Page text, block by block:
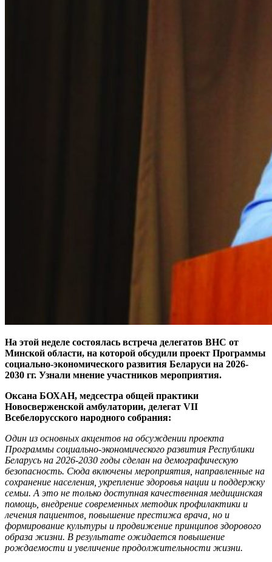
На этой неделе состоялась встреча делегатов ВНС от
Минской области, на которой обсудили проект Программы
социально-экономического развития Беларуси на 2026-
2030 гг. Узнали мнение участников мероприятия.
Оксана БОХАН, медсестра общей практики
Новосверженской амбулатории, делегат VII
Всебелорусского народного собрания:
Один из основных акцентов на обсуждении проекта
Программы социально-экономического развития Республики
Беларусь на 2026-2030 годы сделан на демографическую
безопасность. Сюда включены мероприятия, направленные на
сохранение населения, укрепление здоровья нации и поддержку
семьи. А это не только доступная качественная медицинская
помощь, внедрение современных методик профилактики и
лечения пациентов, повышение престижа врача, но и
формирование культуры и продвижение принципов здорового
образа жизни. В результате ожидается повышение
рождаемости и увеличение продолжительности жизни.